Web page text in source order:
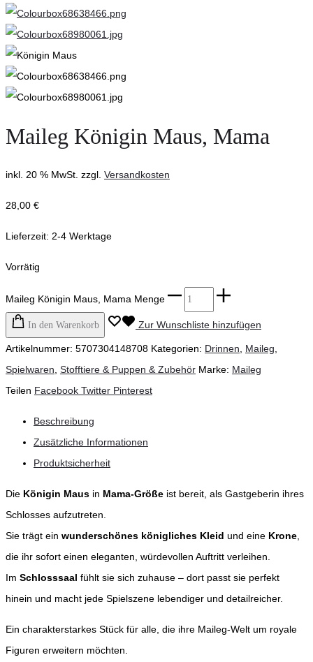
Maileg Königin Maus, Mama
inkl. 20 % MwSt. zzgl. Versandkosten
28,00 €
Lieferzeit: 2-4 Werktage
Vorrätig
Maileg Königin Maus, Mama Menge
In den Warenkorb Zur Wunschliste hinzufügen
Artikelnummer: 5707304148708 Kategorien: Drinnen, Maileg,
Spielwaren, Stofftiere & Puppen & Zubehör Marke: Maileg
Teilen Facebook Twitter Pinterest
Beschreibung
Zusätzliche Informationen
Produktsicherheit
Die Königin Maus in Mama-Größe ist bereit, als Gastgeberin ihres
Schlosses aufzutreten.
Sie trägt ein wunderschönes königliches Kleid und eine Krone,
die ihr sofort einen eleganten, würdevollen Auftritt verleihen.
Im Schlosssaal fühlt sie sich zuhause – dort passt sie perfekt
hinein und macht jede Spielszene lebendiger und detailreicher.
Ein charakterstarkes Stück für alle, die ihre Maileg-Welt um royale
Figuren erweitern möchten.